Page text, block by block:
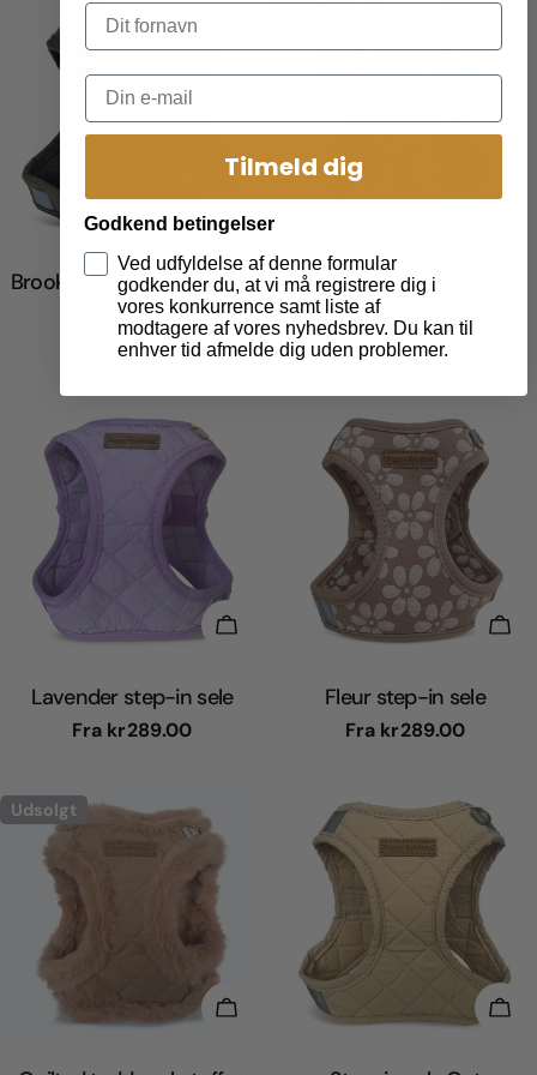
Brooklyn step-in sele dark
olive
Normalkr299.00
Sonya step-in sele
Udsalgspris
Frakr149.50Normal
pris
kr299.00
Vælg Muligheder
Lavender step-in sele
Normal
Fra kr289.00
Fleur step-in sele
Normal
Fra kr289.00
Udsolgt
Vælg Muligheder
Tilmeld dig
Godkend betingelser
Ved udfyldelse af denne formular
godkender du, at vi må registrere dig i
vores konkurrence samt liste af
modtagere af vores nyhedsbrev. Du kan til
enhver tid afmelde dig uden problemer.